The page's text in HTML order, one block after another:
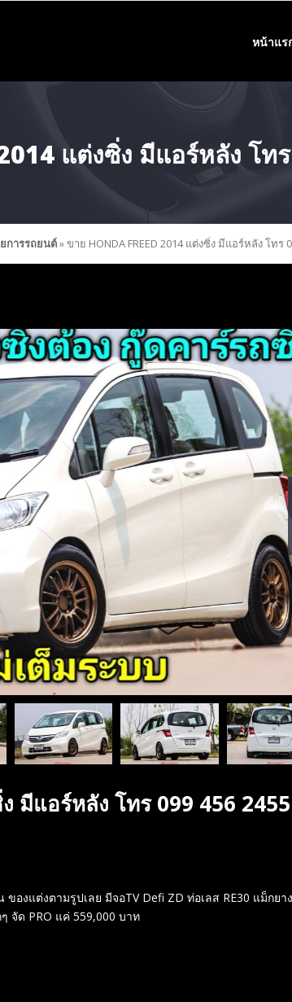
หน้าแร
แต่งซิ่ง มีแอร์หลัง โ
การรถยนต์»ขาย HONDA FREED 2014 แต่งซิ่ง มีแอร์หลัง โทร
มีแอร์หลัง โทร 099 456
องแต่งตามรูปเลย มีจอTV Defi ZD ท่อเลส RE30 แม็กยา
จัด PRO แค่ 559,000 บาท